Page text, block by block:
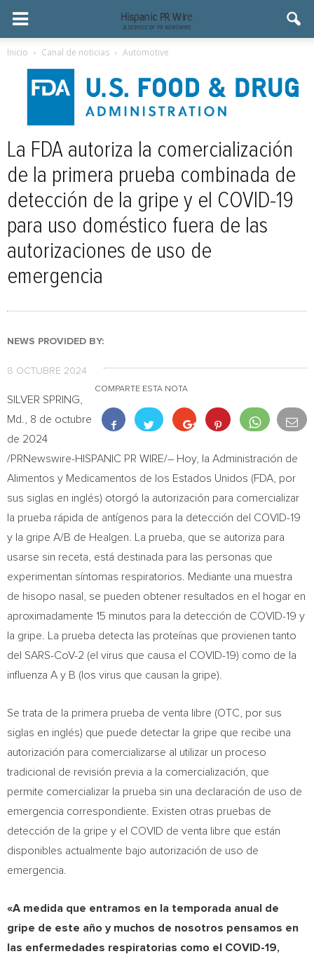
Inicio Canal de noticias Automotive
La FDA autoriza la comercialización
de la primera prueba combinada de
detección de la gripe y el COVID-19
para uso doméstico fuera de las
autorizaciones de uso de
emergencia
NEWS PROVIDED BY:
8 OCTUBRE 2024
COMPARTE ESTA NOTA
SILVER SPRING,
Md.
8 de octubre
de 2024
/PRNewswire-HISPANIC PR WIRE/– Hoy, la Administración de
Alimentos y Medicamentos de los Estados Unidos (FDA, por
sus siglas en inglés) otorgó la autorización para comercializar
la prueba rápida de antígenos para la detección del COVID-19
y la gripe A/B de Healgen. La prueba, que se autoriza para
usarse sin receta, está destinada para las personas que
experimentan síntomas respiratorios. Mediante una muestra
de hisopo nasal, se pueden obtener resultados en el hogar en
aproximadamente 15 minutos para la detección de COVID-19 y
la gripe. La prueba detecta las proteínas que provienen tanto
del SARS-CoV-2 (el virus que causa el COVID-19) como de la
influenza A y B (los virus que causan la gripe).
Se trata de la primera prueba de venta libre (OTC, por sus
siglas en inglés) que puede detectar la gripe que recibe una
autorización para comercializarse al utilizar un proceso
tradicional de revisión previa a la comercialización, que
permite comercializar la prueba sin una declaración de uso de
emergencia correspondiente. Existen otras pruebas de
detección de la gripe y el COVID de venta libre que están
disponibles actualmente bajo autorización de uso de
emergencia.
«A medida que entramos en la temporada anual de
gripe de este año y muchos de nosotros pensamos en
las enfermedades respiratorias como el COVID-19,